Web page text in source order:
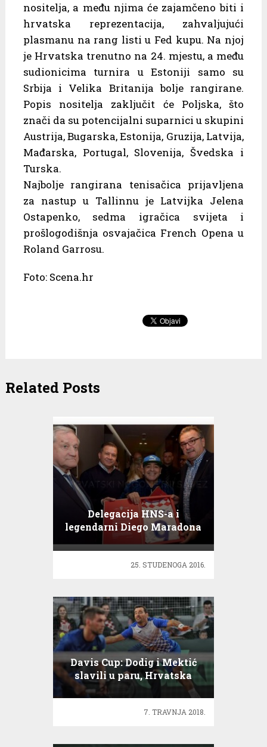
nositelja, a među njima će zajamčeno biti i
hrvatska reprezentacija, zahvaljujući
plasmanu na rang listi u Fed kupu. Na njoj
je Hrvatska trenutno na 24. mjestu, a među
sudionicima turnira u Estoniji samo su
Srbija i Velika Britanija bolje rangirane.
Popis nositelja zaključit će Poljska, što
znači da su potencijalni suparnici u skupini
Austrija, Bugarska, Estonija, Gruzija, Latvija,
Mađarska, Portugal, Slovenija, Švedska i
Turska.
Najbolje rangirana tenisačica prijavljena
za nastup u Tallinnu je Latvijka Jelena
Ostapenko, sedma igračica svijeta i
prošlogodišnja osvajačica French Opena u
Roland Garrosu.
Foto: Scena.hr
Related Posts
Delegacija HNS-a i
legendarni Diego Maradona
25. STUDENOGA 2016.
Davis Cup: Dodig i Mektić
slavili u paru, Hrvatska
vodi s 2:1!
7. TRAVNJA 2018.